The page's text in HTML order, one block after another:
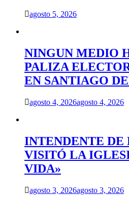
agosto 5, 2026
NINGUN MEDIO
PALIZA
EN SANTIAGO
agosto 4, 2026agosto 4, 2026
INTENDENTE DE
VISITÓ LA
VIDA»
agosto 3, 2026agosto 3, 2026